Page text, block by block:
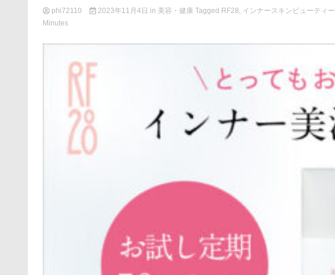
phi72110 2023年11月4日 in 美容・健康 Tagged RF28, インナースキンビューティー
Minutes